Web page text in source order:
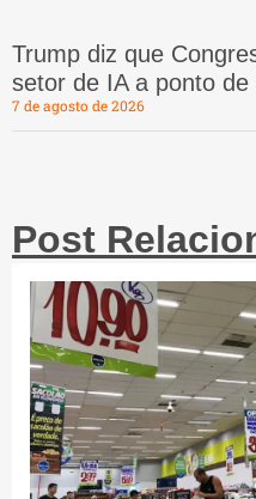
Trump diz que
setor de IA a ponto de
7 de agosto de 2026
Post